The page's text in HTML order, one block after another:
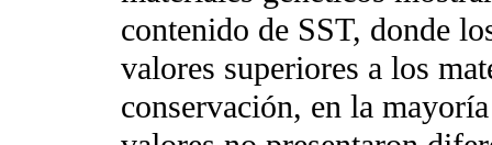
contenido de SST, donde
valores superiores a los
conservación, en la